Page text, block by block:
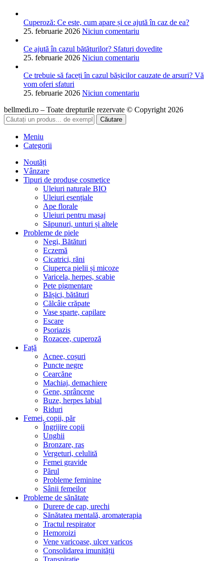
Cuperoză: Ce este, cum apare și ce ajută în caz de ea?
25. februarie 2026 Niciun comentariu
Ce ajută în cazul bătăturilor? Sfaturi dovedite
25. februarie 2026 Niciun comentariu
Ce trebuie să faceți în cazul bășicilor cauzate de arsuri? Vă
vom oferi sfaturi
25. februarie 2026 Niciun comentariu
bellmedi.ro – Toate drepturile rezervate © Copyright 2026
Căutare
Meniu
Categorii
Noutăți
Vânzare
Tipuri de produse cosmetice
Uleiuri naturale BIO
Uleiuri esențiale
Ape florale
Uleiuri pentru masaj
Săpunuri, unturi și altele
Probleme de piele
Negi, Bătături
Eczemă
Cicatrici, răni
Ciuperca pielii și micoze
Varicela, herpes, scabie
Pete pigmentare
Bășici, bătături
Călcâie crăpate
Vase sparte, capilare
Escare
Psoriazis
Rozacee, cuperoză
Față
Acnee, coșuri
Puncte negre
Cearcăne
Machiaj, demachiere
Gene, sprâncene
Buze, herpes labial
Riduri
Femei, copii, păr
Îngrijire copii
Unghii
Bronzare, ras
Vergeturi, celulită
Femei gravide
Părul
Probleme feminine
Sânii femeilor
Probleme de sănătate
Durere de cap, urechi
Sănătatea mentală, aromaterapia
Tractul respirator
Hemoroizi
Vene varicoase, ulcer varicos
Consolidarea imunității